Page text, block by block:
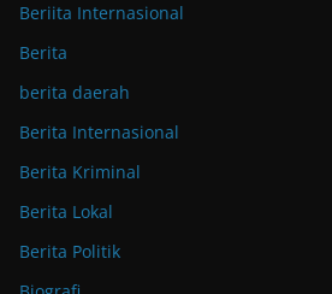
Beriita Internasional
Berita
berita daerah
Berita Internasional
Berita Kriminal
Berita Lokal
Berita Politik